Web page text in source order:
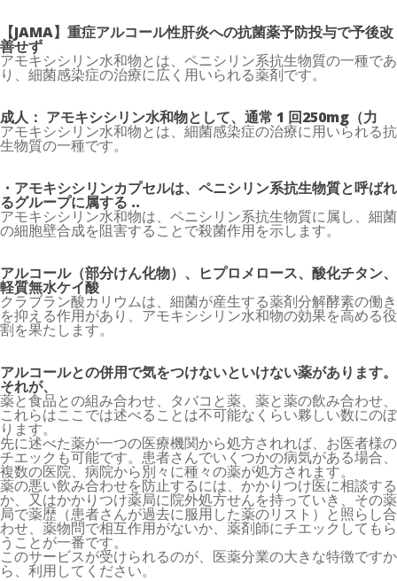
【JAMA】重症アルコール性肝炎への抗菌薬予防投与で予後改
善せず
アモキシシリン水和物とは、ペニシリン系抗生物質の一種であ
り、細菌感染症の治療に広く用いられる薬剤です。
成人： アモキシシリン水和物として、通常 1 回250mg（力
アモキシシリン水和物とは、細菌感染症の治療に用いられる抗
生物質の一種です。
・アモキシシリンカプセルは、ペニシリン系抗生物質と呼ばれ
るグループに属する ..
アモキシシリン水和物は、ペニシリン系抗生物質に属し、細菌
の細胞壁合成を阻害することで殺菌作用を示します。
アルコール（部分けん化物）、ヒプロメロース、酸化チタン、
軽質無水ケイ酸
クラブラン酸カリウムは、細菌が産生する薬剤分解酵素の働き
を抑える作用があり、アモキシシリン水和物の効果を高める役
割を果たします。
アルコールとの併用で気をつけないといけない薬があります。
それが、
薬と食品との組み合わせ、タバコと薬、薬と薬の飲み合わせ、
これらはここでは述べることは不可能なくらい夥しい数にのぼ
ります。
先に述べた薬が一つの医療機関から処方されれば、お医者様の
チエックも可能です。患者さんでいくつかの病気がある場合、
複数の医院、病院から別々に種々の薬が処方されます。
薬の悪い飲み合わせを防止するには、かかりつけ医に相談する
か、又はかかりつけ薬局に院外処方せんを持っていき、その薬
局で薬歴（患者さんが過去に服用した薬のリスト）と照らし合
わせ、薬物問で相互作用がないか、薬剤師にチエックしてもら
うことが一番です。
このサービスが受けられるのが、医薬分業の大きな特徴ですか
ら、利用してください。